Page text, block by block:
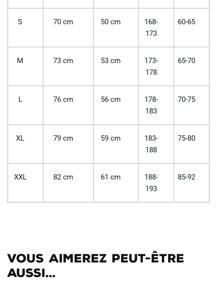
S 70 cm 50 cm
168-
173
60-65
M 73 cm 53 cm
173-
178
65-70
L 76 cm 56 cm
178-
183
70-75
XL 79 cm 59 cm
183-
188
75-80
XXL 82 cm 61 cm
188-
193
85-92
Vous aimerez peut-être
aussi...